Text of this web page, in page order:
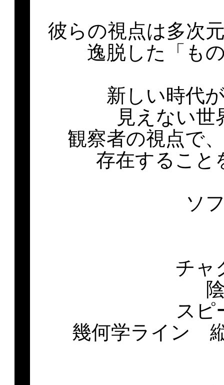
彼らの視点は多次
逸脱した「も
新しい時代
見えない
観察者の視点で
存在すること
ソ
チ
ス
幾何学ライン